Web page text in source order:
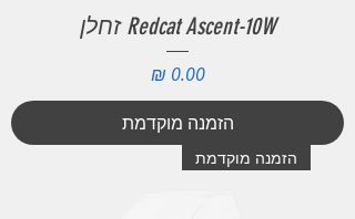
Redcat Ascent-10W זחלן
מחיר‏0.00 ‏₪
הזמנה מוקדמת
הזמנה מוקדמת